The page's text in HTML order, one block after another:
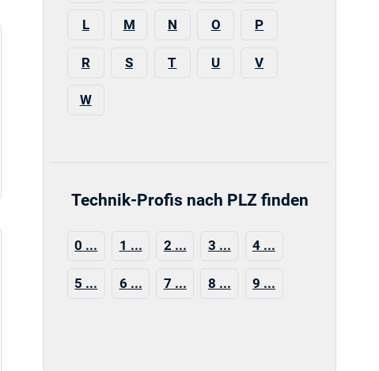
L M N O P
R S T U V
W
Technik-Profis nach PLZ finden
0 1 2 3 4
5 6 7 8 9